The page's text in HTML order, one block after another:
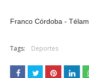
Franco Córdoba - Télam
Tags: Deportes